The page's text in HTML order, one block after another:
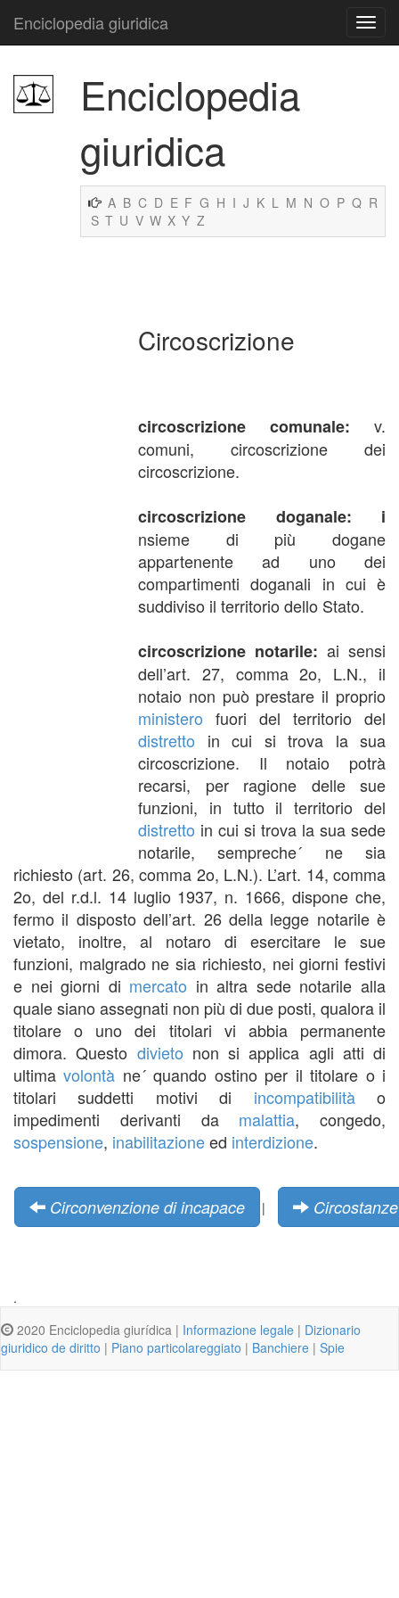
Enciclopedia giuridica
Enciclopedia
giuridica
A B C D E F G H I J K L M N O P Q R
S T U V W X Y Z
Circoscrizione
circoscrizione comunale: v.
comuni, circoscrizione dei
circoscrizione.
circoscrizione doganale: i
nsieme di più dogane
appartenente ad uno dei
compartimenti doganali in cui è
suddiviso il territorio dello Stato.
circoscrizione notarile: ai sensi
dell’art. 27, comma 2o, L.N., il
notaio non può prestare il proprio
ministero fuori del territorio del
distretto in cui si trova la sua
circoscrizione. Il notaio potrà
recarsi, per ragione delle sue
funzioni, in tutto il territorio del
distretto in cui si trova la sua sede
notarile, sempreche´ ne sia
richiesto (art. 26, comma 2o, L.N.). L’art. 14, comma
2o, del r.d.l. 14 luglio 1937, n. 1666, dispone che,
fermo il disposto dell’art. 26 della legge notarile è
vietato, inoltre, al notaro di esercitare le sue
funzioni, malgrado ne sia richiesto, nei giorni festivi
e nei giorni di mercato in altra sede notarile alla
quale siano assegnati non più di due posti, qualora il
titolare o uno dei titolari vi abbia permanente
dimora. Questo divieto non si applica agli atti di
ultimavolontà ne´ quando ostino per il titolare o i
titolari suddetti motivi di incompatibilitào
impedimenti derivanti da malattia, congedo,
sospensione, inabilitazioneed interdizione.
Circonvenzione di incapace |
.
2020 Enciclopedia giurídica | Informazione legale | Dizionario
giuridico de diritto | Piano particolareggiato | Banchiere | Spie